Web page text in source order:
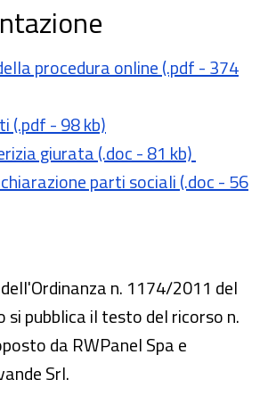
procedura online (.pdf - 374
(.pdf - 98 kb)
giurata (.doc - 81 kb)
parti sociali (.doc - 56
n. 1174/2011 del
si pubblica il testo del ricorso n.
da RWPanel Spa e
Srl.